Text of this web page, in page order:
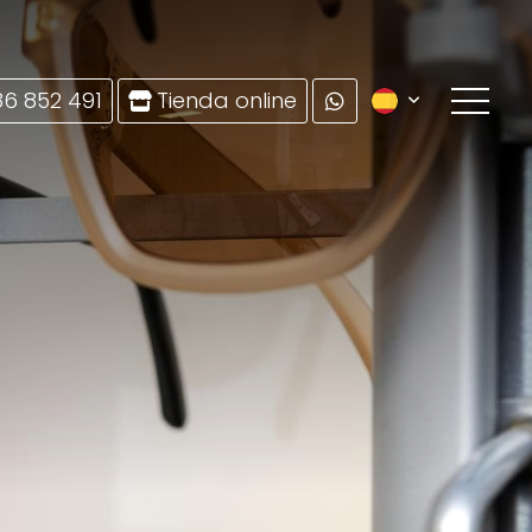
852 491 Tienda online